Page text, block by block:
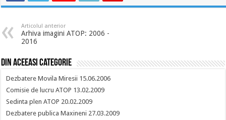
Articolul anterior
Arhiva imagini ATOP: 2006 -
2016
Din aceeasi categorie
Dezbatere Movila Miresii 15.06.2006
Comisie de lucru ATOP 13.02.2009
Sedinta plen ATOP 20.02.2009
Dezbatere publica Maxineni 27.03.2009